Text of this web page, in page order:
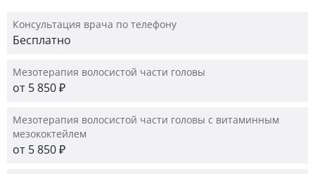
Консультация врача по телефону
Бесплатно
Мезотерапия волосистой части головы
от 5 850 ₽
Мезотерапия волосистой части головы с витаминным
мезококтейлем
от 5 850 ₽